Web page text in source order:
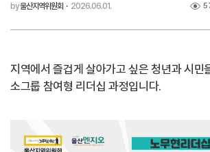
by울산지역위원회 · 2026.06.01.
지역에서 즐겁게 살아가고 싶은 청년과 시민
소그룹 참여형 리더십 과정입니다.